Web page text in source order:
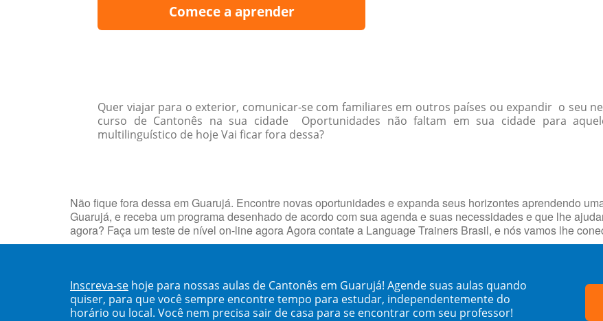
Comece a aprender
Quer viajar para o exterior, comunicar-se com familiares em outros países ou expandir o seu
curso de Cantonês na sua cidade Oportunidades não faltam em sua cidade para
multilinguístico de hoje Vai ficar fora dessa?
Não fique fora dessa em Guarujá. Encontre novas oportunidades e expanda seus horizontes aprendendo
Guarujá, e receba um programa desenhado de acordo com sua agenda e suas necessidades e que lhe
agora? Faça um teste de nível on-line agora Agora contate a Language Trainers Brasil, e nós vamos lhe
Inscreva-se hoje para nossas aulas de Cantonês em Guarujá! Agende suas aulas quando
quiser, para que você sempre encontre tempo para estudar, independentemente do
horário ou local. Você nem precisa sair de casa para se encontrar com seu professor!